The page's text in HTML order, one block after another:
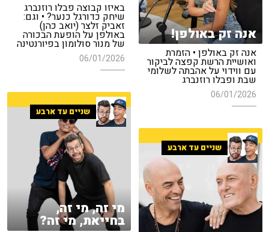
באיזו קבוצה פבלו רוזנברג
שיחק כדורגל כנער? • וגם:
זאביק זלצר (יואב כהן)
באולפן על הופעת הבכורה
של מנור סולומון בפיורנטינה
06/01/2026
אנה זק באולפן!
אנה זק באולפן • הזמרת
ואושיית הרשת קפצה לביקור
עם ווידוי על אהבתה לשלומי
שבת ופבלו רוזנברג
06/01/2026
שניים עד ארבע
מי זה, מי זה,
בחייאת, מי זה?
שניים עד ארבע